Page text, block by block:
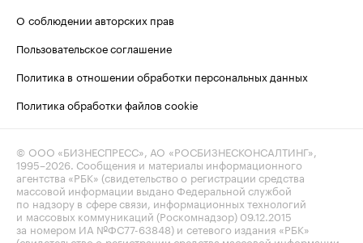
О соблюдении авторских прав
Пользовательское соглашение
Политика в отношении обработки персональных данных
Политика обработки файлов cookie
© ООО «БИЗНЕСПРЕСС», АО «РОСБИЗНЕСКОНСАЛТИНГ»,
1995–2026 . Сообщения и материалы информационного
агентства «РБК» (свидетельство о регистрации средства
массовой информации выдано Федеральной службой
по надзору в сфере связи, информационных технологий
и массовых коммуникаций (Роскомнадзор) 09.12.2015
за номером ИА №ФС77-63848) и сетевого издания «РБК»